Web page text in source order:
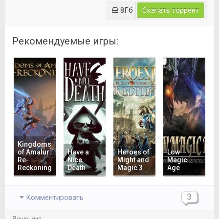
8Гб Скачать торрент
Рекомендуемые игры:
Kingdoms
of Amalur:
Re-
Reckoning
Have a
Nice
Death
Heroes of
Might and
Magic 3
Low
Magic
Age
Комментировать 3